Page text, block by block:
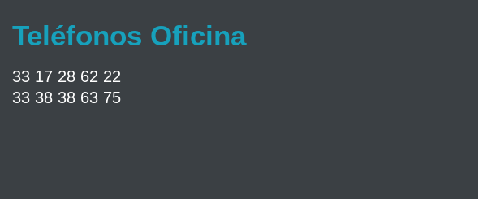
Teléfonos Oficina
33 17 28 62 22
33 38 38 63 75